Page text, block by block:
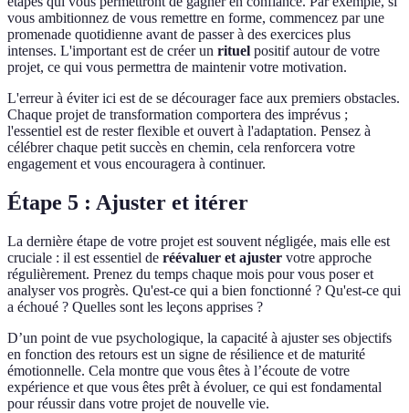
vous ambitionnez de vous remettre en forme, commencez par une
promenade quotidienne avant de passer à des exercices plus
intenses. L'important est de créer un rituel positif autour de votre
projet, ce qui vous permettra de maintenir votre motivation.
L'erreur à éviter ici est de se décourager face aux premiers obstacles.
Chaque projet de transformation comportera des imprévus ;
l'essentiel est de rester flexible et ouvert à l'adaptation. Pensez à
célébrer chaque petit succès en chemin, cela renforcera votre
engagement et vous encouragera à continuer.
Étape 5 : Ajuster et itérer
La dernière étape de votre projet est souvent négligée, mais elle est
cruciale : il est essentiel de réévaluer et ajuster votre approche
régulièrement. Prenez du temps chaque mois pour vous poser et
analyser vos progrès. Qu'est-ce qui a bien fonctionné ? Qu'est-ce qui
a échoué ? Quelles sont les leçons apprises ?
D’un point de vue psychologique, la capacité à ajuster ses objectifs
en fonction des retours est un signe de résilience et de maturité
émotionnelle. Cela montre que vous êtes à l’écoute de votre
expérience et que vous êtes prêt à évoluer, ce qui est fondamental
pour réussir dans votre projet de nouvelle vie.